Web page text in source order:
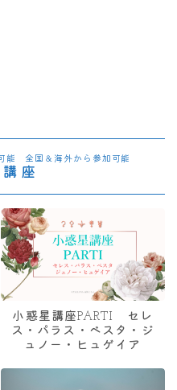
能 全国＆海外から参加可能
座
小惑星講座PARTI セレ
ス・パラス・ベスタ・ジ
ュノー・ヒュゲイア